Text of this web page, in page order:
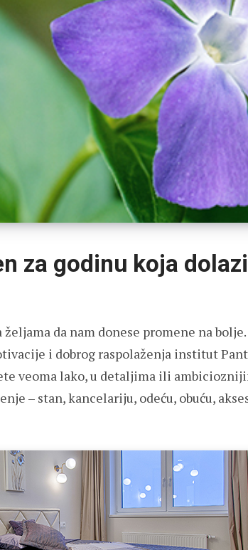
za godinu koja dolazi
da nam donese promene na
i dobrog raspolaženja institut
veoma lako, u detaljima ili
– stan, kancelariju, odeću, obuću,